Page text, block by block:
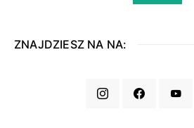
ZNAJDZIESZ NA NA: